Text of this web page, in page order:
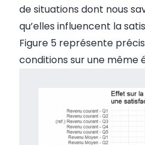
de situations dont nous
qu’elles influencent la
Figure 5 représente
conditions sur une même